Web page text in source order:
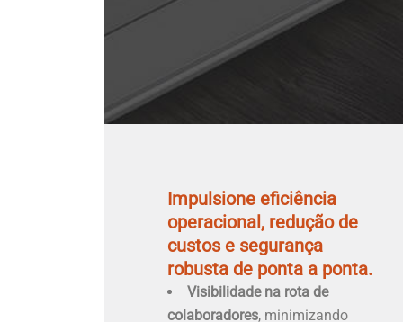
Impulsione eficiência
operacional, redução de
custos e segurança
robusta de ponta a ponta.
Visibilidade na rota de
colaboradores, minimizando